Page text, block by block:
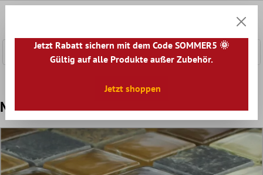
Mosaikfliesen Glas Naturstein Beige
Jetzt Rabatt sichern mit dem Code SOMMER5 🌞
Gültig auf alle Produkte außer Zubehör.
Jetzt shoppen